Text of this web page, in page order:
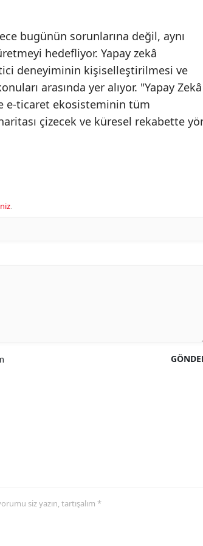
bugünün sorunlarına değil, aynı
hedefliyor. Yapay zekâ
deneyiminin kişiselleştirilmesi ve
arasında yer alıyor. "Yapay Zekâ
e-ticaret ekosisteminin tüm
çizecek ve küresel rekabette
.
siz yazın, tartışalım *